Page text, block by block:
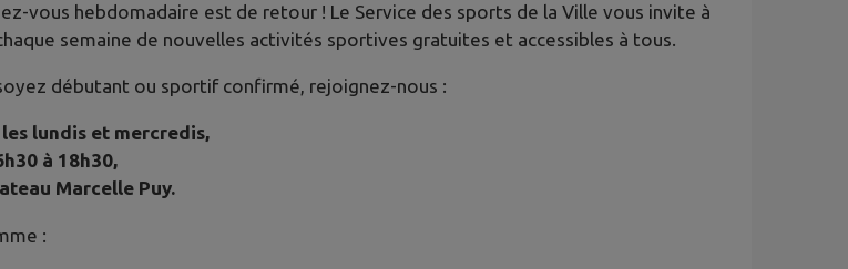
vous hebdomadaire est de retour ! Le Service des sports de la Ville vous invite à
semaine de nouvelles activités sportives gratuites et accessibles à tous.
débutant ou sportif confirmé, rejoignez-nous :
les lundis et mercredis,
à 18h30,
Marcelle Puy.
: